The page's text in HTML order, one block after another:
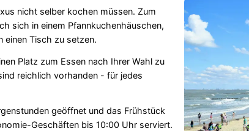
nicht selber kochen müssen. Zum
sich in einem Pfannkuchenhäuschen,
einen Tisch zu setzen.
Platz zum Essen nach Ihrer Wahl zu
reichlich vorhanden - für jedes
geöffnet und das Frühstück
Geschäften bis 10:00 Uhr serviert.